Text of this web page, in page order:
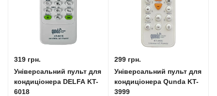
319 грн.
Універсальний пульт для
кондиціонера DELFA KT-
6018
299 грн.
Універсальний пульт для
кондиціонера Qunda KT-
3999